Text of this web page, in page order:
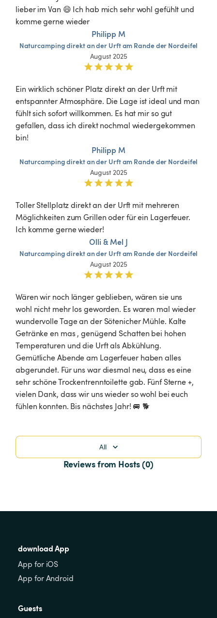
lieber im Van 😄 Ich hab mich sehr wohl gefühlt und
komme gerne wieder
Philipp M
Naturcampingdirektander Urftam Randeder Nordeifel
August 2025
Ein wirklich schöner Platz direkt an der Urft mit
entspannter Atmosphäre. Die Lage ist ideal und man
fühlt sich sofort willkommen. Es hat mir so gut
gefallen, dass ich direkt nochmal wiedergekommen
bin!
Philipp M
Naturcampingdirektander Urftam Randeder Nordeifel
August 2025
Toller Stellplatz direkt an der Urft mit mehreren
Möglichkeiten zum Grillen oder für ein Lagerfeuer.
Ich komme gerne wieder!
Olli & Mel J
Naturcampingdirektander Urftam Randeder Nordeifel
August 2025
Wären wir noch länger geblieben, wären sie uns
wohl nicht mehr los geworden. Es waren mal wieder
wundervolle Tage an der Sötenicher Mühle. Kalte
Getränke en mas , genügend Schatten bei hohen
Temperaturen und die Urft als Abkühlung.
Gemütliche Abende am Lagerfeuer haben alles
abgerundet. Für uns war diesmal neu, dass es eine
sehr schöne Trockentrenntoilette gab. Fünf Sterne +,
vielen Dank, dass wir uns wieder so wohl bei euch
fühlen konnten. Bis nächstes Jahr! 🚐 🐕
All
Reviews from Hosts (0)
download App
App for iOS
App for Android
Guests